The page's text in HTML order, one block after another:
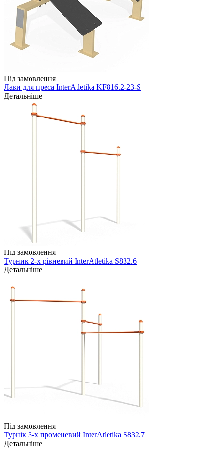
Під замовлення
Лави для преса InterAtletika KF816.2-23-S
Детальніше
Під замовлення
Турник 2-х рівневий InterAtletika S832.6
Детальніше
Під замовлення
Турнік 3-х променевий InterAtletika S832.7
Детальніше